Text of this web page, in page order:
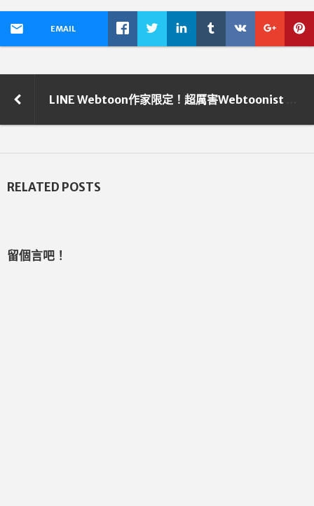
EMAIL
RELATED POSTS
留個言吧！